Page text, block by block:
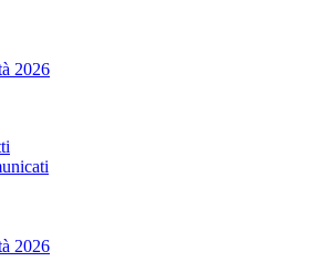
2026
2026